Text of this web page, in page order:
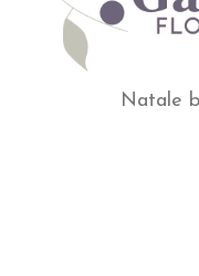
menu
menu
Natale